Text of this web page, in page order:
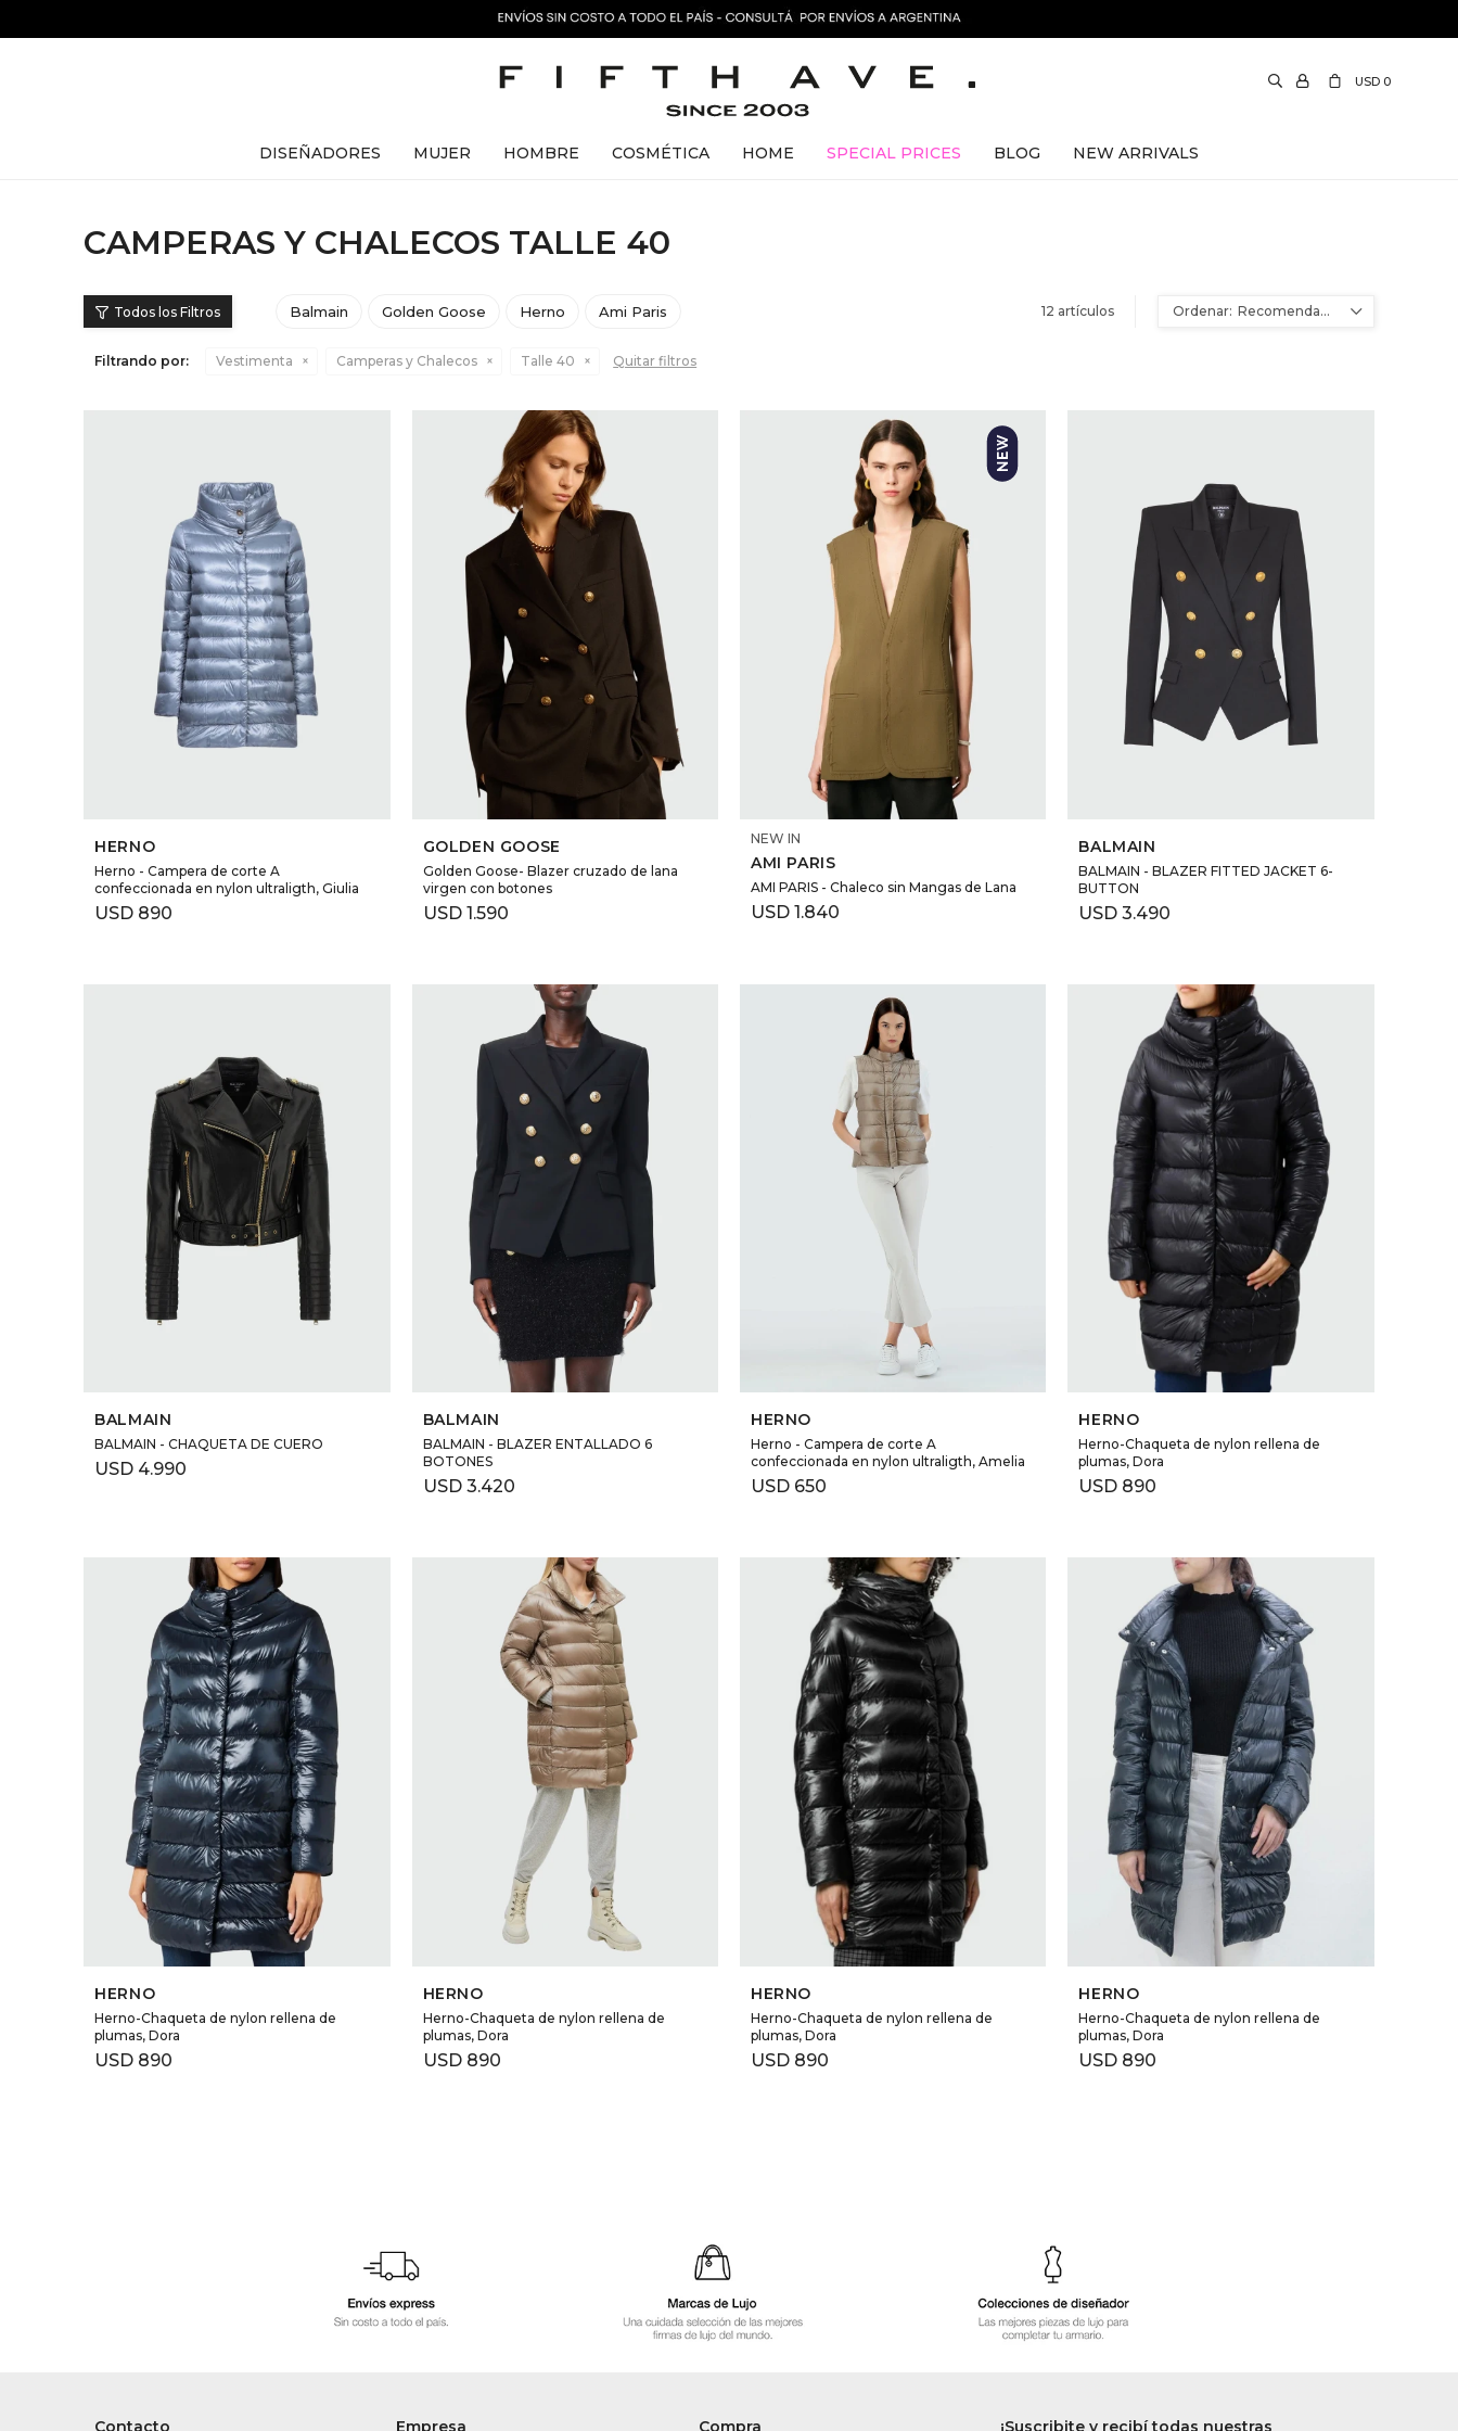
DISEÑADORES MUJER HOMBRE COSMÉTICA HOME SPECIAL PRICES BLOG NEW ARRIVALS
USD 0
CAMPERAS Y CHALECOS TALLE 40
Balmain Golden Goose Herno Ami Paris 12 artículos Recomendados
Filtrando por: Vestimenta Camperas y Chalecos Talle 40 Quitar filtros
HERNO
Herno - Campera de corte A
confeccionada en nylon ultraligth, Giulia
USD 890
GOLDEN GOOSE
Golden Goose- Blazer cruzado de lana
virgen con botones
USD 1.590
SELECCIONAR TALLE
NEW IN
AMI PARIS
AMI PARIS - Chaleco sin Mangas de Lana
USD 1.840
BALMAIN
BALMAIN - BLAZER FITTED JACKET 6-
BUTTON
USD 3.490
BALMAIN
BALMAIN - CHAQUETA DE CUERO
USD 4.990
SELECCIONAR TALLE
BALMAIN
BALMAIN - BLAZER ENTALLADO 6
BOTONES
USD 3.420
SELECCIONAR TALLE
HERNO
Herno - Campera de corte A
confeccionada en nylon ultraligth, Amelia
USD 650
SELECCIONAR TALLE
HERNO
Herno-Chaqueta de nylon rellena de
plumas, Dora
USD 890
SELECCIONAR TALLE
HERNO
Herno-Chaqueta de nylon rellena de
plumas, Dora
USD 890
SELECCIONAR TALLE
HERNO
Herno-Chaqueta de nylon rellena de
plumas, Dora
USD 890
SELECCIONAR TALLE
HERNO
Herno-Chaqueta de nylon rellena de
plumas, Dora
USD 890
SELECCIONAR TALLE
HERNO
Herno-Chaqueta de nylon rellena de
plumas, Dora
USD 890
Contacto Empresa Compra ¡Suscribite y recibí todas nuestras